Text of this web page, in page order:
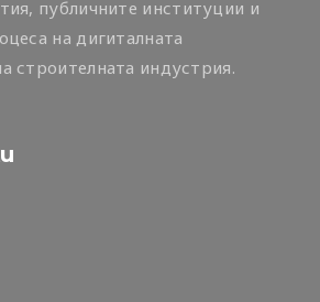
публичните институции и
на дигиталната
строителната индустрия.